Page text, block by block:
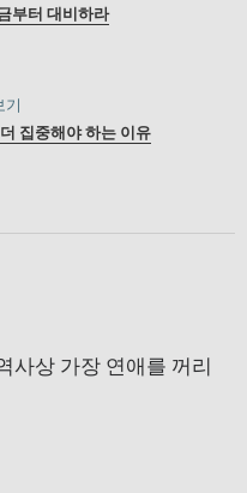
부터 대비하라
기
집중해야 하는 이유
사상 가장 연애를 꺼리